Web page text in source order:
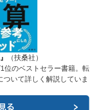
（扶桑社）
位のベストセラー書籍。転
いて詳しく解説していま